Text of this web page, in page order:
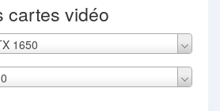
cartes vidéo
1650